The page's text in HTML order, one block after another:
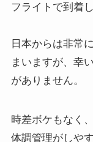
フライトで到着
日本からは非常
まいますが、幸
がありません。
時差ボケもなく
体調管理がしや